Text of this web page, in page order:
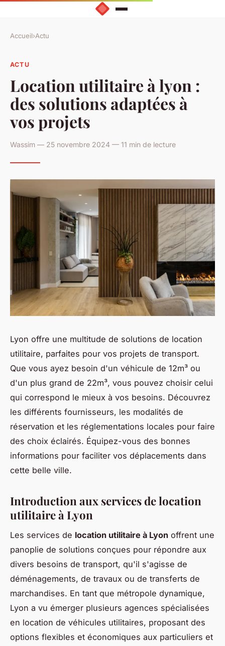
Accueil›Actu
ACTU
Location utilitaire à lyon :
des solutions adaptées à
vos projets
Wassim — 25 novembre 2024 — 11 min de lecture
Lyon offre une multitude de solutions de location
utilitaire, parfaites pour vos projets de transport.
Que vous ayez besoin d'un véhicule de 12m³ ou
d'un plus grand de 22m³, vous pouvez choisir celui
qui correspond le mieux à vos besoins. Découvrez
les différents fournisseurs, les modalités de
réservation et les réglementations locales pour faire
des choix éclairés. Équipez-vous des bonnes
informations pour faciliter vos déplacements dans
cette belle ville.
Introduction aux services de location
utilitaire à Lyon
Les services de location utilitaire à Lyon offrent une
panoplie de solutions conçues pour répondre aux
divers besoins de transport, qu'il s'agisse de
déménagements, de travaux ou de transferts de
marchandises. En tant que métropole dynamique,
Lyon a vu émerger plusieurs agences spécialisées
en location de véhicules utilitaires, proposant des
options flexibles et économiques aux particuliers et